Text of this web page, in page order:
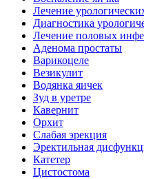
Лечение
Диагностика
Лечение половых
Аденома простаты
Варикоцеле
Везикулит
Водянка яичек
Зуд в уретре
Кавернит
Орхит
Слабая эрекция
Эректильная
Катетер
Цистостома